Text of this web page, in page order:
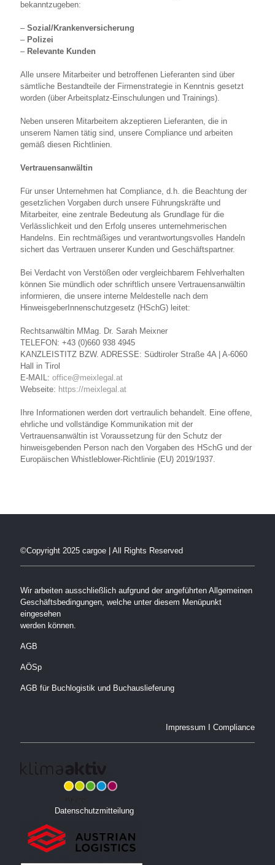
bekanntzugeben:
– Sozial/Krankenversicherung
– Polizei
– Relevante Kunden
Alle unsere Mitarbeiter und betroffenen Lieferanten sind über
sämtliche Bestandteile der Firmenstrategie in Kenntnis gesetzt
worden (über Arbeitsplatz-Einschulungen und Trainings).
Neben unseren Mitarbeitern akzeptieren Lieferanten, die in
unserem Namen tätig sind, unsere Compliance und arbeiten
gemäß diesen Richtlinien.
Vertrauensanwältin
Für unser Unternehmen hat Compliance, d.h. die Beachtung der
gesetzlichen Vorgaben durch unsere Führungskräfte und
Mitarbeiter, eine zentrale Bedeutung als Grundlage für die
Verlässlichkeit und den Erfolg unseres unternehmerischen
Handelns. Ein rechtmäßiges und verantwortungsvolles Handeln
sichert das Vertrauen unserer Kunden und Geschäftspartner.
Bei Verdacht von Verstößen oder vergleichbarem Fehlverhalten
können Sie mündlich oder schriftlich unsere Vertrauensanwältin
informieren, die unsere interne Meldestelle nach dem
HinweisgeberInnenschutzgesetz (HSchG) leitet:
Rechtsanwältin MMag. Dr. Sarah Meixner
TELEFON: +43 (0)660 938 4945
KANZLEISTITZ BZW. ADRESSE: Südtiroler Straße 4A | A-6060
Hall in Tirol
E-MAIL: office@meixlegal.at
Webseite: https://meixlegal.at
Ihre Informationen werden dort vertraulich behandelt. Eine offene,
ehrliche und vollständige Kommunikation mit der
Vertrauensanwältin ist Voraussetzung für den Schutz der
hinweisgebenden Person nach den Vorgaben des HSchG und der
Europäischen Whistleblower-Richtlinie (EU) 2019/1937.
©Copyright 2025 cargoe | All Rights Reserved
Wir arbeiten ausschließlich aufgrund der angeführten Allgemeinen
Geschäftsbedingungen, welche unter diesem Menüpunkt
eingesehen
werden können.
AGB
AÖSp
AGB für Buchlogistik und Buchauslieferung
Impressum Compliance
Datenschutzmitteilung